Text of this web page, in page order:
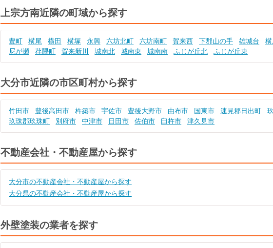
上宗方南近隣の町域から探す
豊町 横尾 横田 横塚 永興 六坊北町 六坊南町 賀来西 下郡山の手 雄城台
尼が瀬
荏隈町 賀来新川 城南北 城南東 城南南 ふじが丘北 ふじが丘東
大分市近隣の市区町村から探す
竹田市 豊後高田市 杵築市 宇佐市 豊後大野市 由布市 国東市 速見郡日出町
玖珠郡玖珠町
別府市 中津市 日田市 佐伯市 臼杵市 津久見市
不動産会社・不動産屋から探す
大分市の不動産会社・不動産屋から探す
大分県の不動産会社・不動産屋から探す
外壁塗装の業者を探す